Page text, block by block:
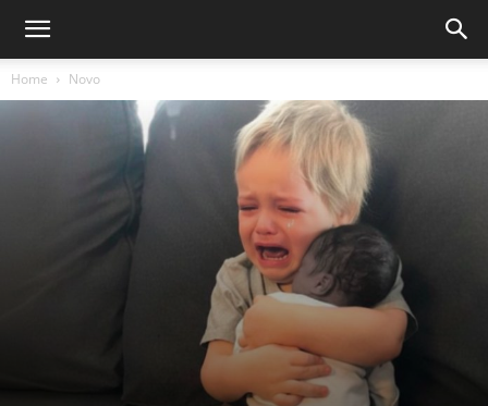
Home Novo